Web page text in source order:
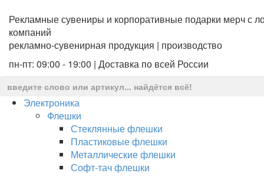
Рекламные сувениры и корпоративные подарки мерч с
компаний
рекламно-сувенирная продукция | производство
пн-пт: 09:00 - 19:00 | Доставка по всей России
Электроника
Флешки
Стеклянные флешки
Пластиковые флешки
Металлические флешки
Софт-тач флешки